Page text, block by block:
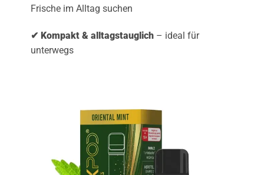
Frische im Alltag suchen
✔ Kompakt & alltagstauglich– ideal für
unterwegs